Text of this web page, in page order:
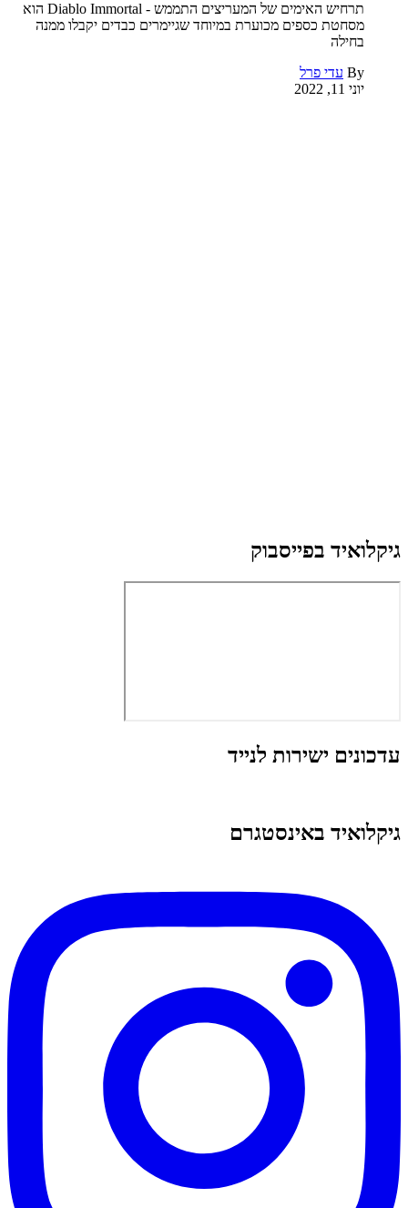
תרחיש האימים של המעריצים התממש - Diablo Immortal הוא
מסחטת כספים מכוערת במיוחד שגיימרים כבדים יקבלו ממנה
בחילה
By עדי פרל
יוני 11, 2022
גיקלואיד בפייסבוק
עדכונים ישירות לנייד
גיקלואיד באינסטגרם